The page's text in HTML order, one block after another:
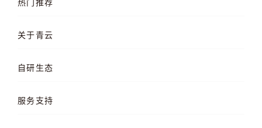
热门推荐
QKE 容器引擎
关于青云
品牌理念
自研生态
云易捷
服务支持